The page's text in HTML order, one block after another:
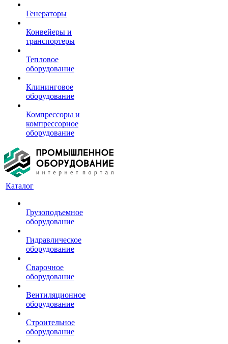
Генераторы
Конвейеры и
транспортеры
Тепловое
оборудование
Клининговое
оборудование
Компрессоры и
компрессорное
оборудование
Каталог
Грузоподъемное
оборудование
Гидравлическое
оборудование
Сварочное
оборудование
Вентиляционное
оборудование
Строительное
оборудование